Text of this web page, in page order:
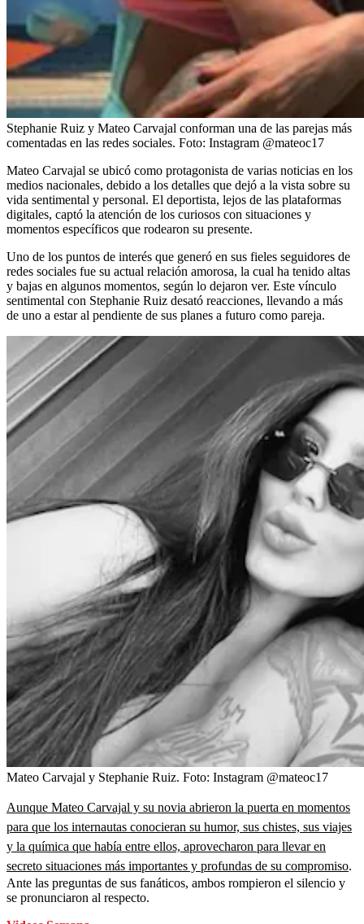
Stephanie Ruiz y Mateo Carvajal conforman una de las parejas más
comentadas en las redes sociales. Foto: Instagram @mateoc17
Mateo Carvajal se ubicó como protagonista de varias noticias en los
medios nacionales, debido a los detalles que dejó a la vista sobre su
vida sentimental y personal. El deportista, lejos de las plataformas
digitales, captó la atención de los curiosos con situaciones y
momentos específicos que rodearon su presente.
Uno de los puntos de interés que generó en sus fieles seguidores de
redes sociales fue su actual relación amorosa, la cual ha tenido altas
y bajas en algunos momentos, según lo dejaron ver. Este vínculo
sentimental con Stephanie Ruiz desató reacciones, llevando a más
de uno a estar al pendiente de sus planes a futuro como pareja.
Mateo Carvajal y Stephanie Ruiz. Foto: Instagram @mateoc17
Aunque Mateo Carvajal y su novia abrieron la puerta en momentos
para que los internautas conocieran su humor, sus chistes, sus viajes
y la química que había entre ellos, aprovecharon para llevar en
secreto situaciones más importantes y profundas de su compromiso.
Ante las preguntas de sus fanáticos, ambos rompieron el silencio y
se pronunciaron al respecto.